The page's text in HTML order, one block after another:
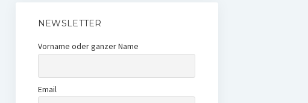
NEWSLETTER
Vorname oder ganzer Name
Email